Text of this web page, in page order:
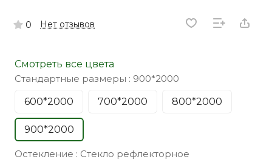
0 Нет отзывов
Смотреть все цвета
Стандартные размеры : 900*2000
600*2000
700*2000 800*2000
900*2000
Остекление : Стекло рефлекторное